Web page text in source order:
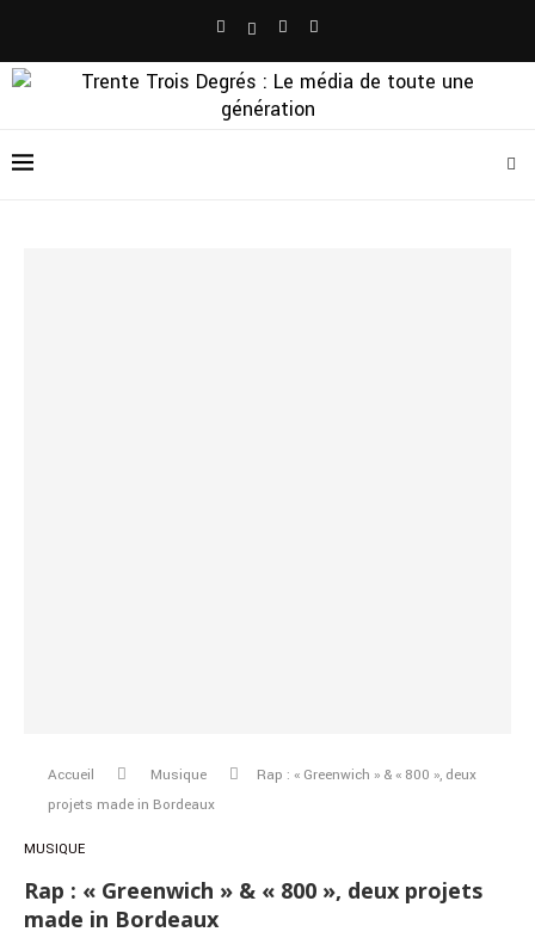
Accueil Musique
Rap : « Greenwich » & « 800 », deux
projets made in Bordeaux
MUSIQUE
Rap : « Greenwich » & « 800 », deux projets
made in Bordeaux